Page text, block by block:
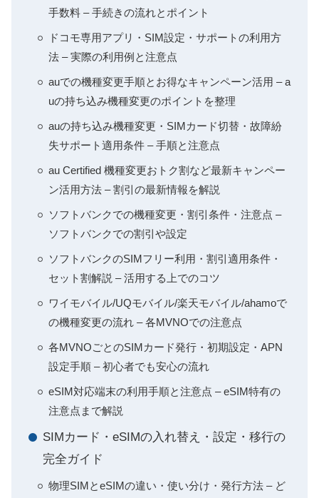
手数料 – 手続きの流れとポイント
ドコモ専用アプリ・SIM設定・サポートの利用方
法 – 実際の利用例と注意点
auでの機種変更手順とお得なキャンペーン活用 – a
uの持ち込み機種変更のポイントを整理
auの持ち込み機種変更・SIMカード切替・故障紛
失サポート適用条件 – 手順と注意点
au Certified 機種変更おトク割など最新キャンペー
ン活用方法 – 割引の最新情報を解説
ソフトバンクでの機種変更・割引条件・注意点 –
ソフトバンクでの割引や設定
ソフトバンクのSIMフリー利用・割引適用条件・
セット割解説 – 活用する上でのコツ
ワイモバイル/UQモバイル/楽天モバイル/ahamoで
の機種変更の流れ – 各MVNOでの注意点
各MVNOごとのSIMカード発行・初期設定・APN
設定手順 – 初心者でも安心の流れ
eSIM対応端末の利用手順と注意点 – eSIM特有の
注意点まで解説
SIMカード・eSIMの入れ替え・設定・移行の
完全ガイド
物理SIMとeSIMの違い・使い分け・発行方法 – ど